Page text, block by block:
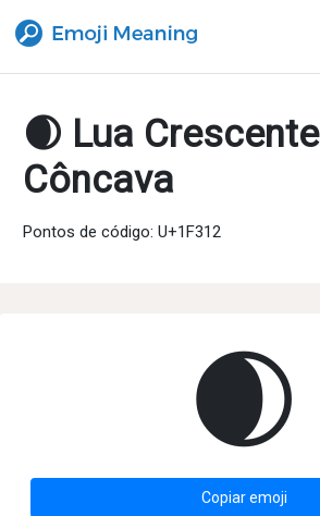
🌒 Lua Crescente
Côncava
Pontos de código: U+1F312
🌒
Copiar emoji